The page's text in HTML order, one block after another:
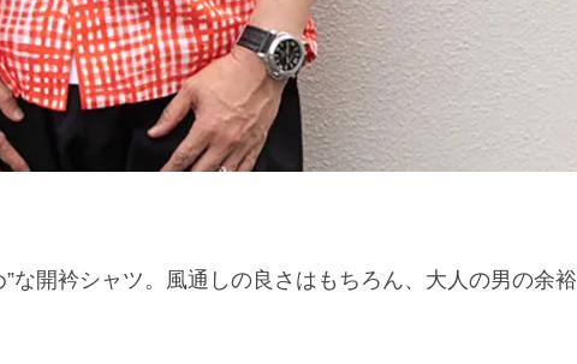
な開衿シャツ。風通しの良さはもちろん、大人の男の余裕